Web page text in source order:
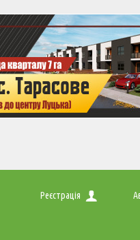
Реєстрація